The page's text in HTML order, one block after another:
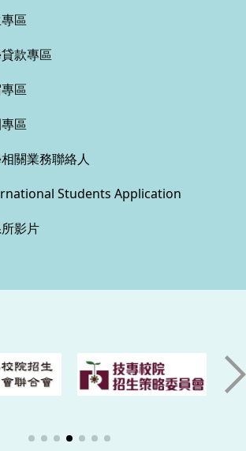
區
款專區
區
區
關業務聯絡人
Students Application
影片